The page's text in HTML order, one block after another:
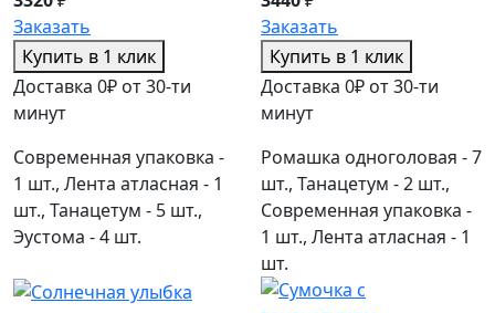
Заказать
Купить в 1 клик
Доставка 0₽ от 30-ти
минут
Современная упаковка -
1 шт., Лента атласная - 1
шт., Танацетум - 5 шт.,
Эустома - 4 шт.
Заказать
Купить в 1 клик
Доставка 0₽ от 30-ти
минут
Ромашка одноголовая - 7
шт., Танацетум - 2 шт.,
Современная упаковка -
1 шт., Лента атласная - 1
шт.